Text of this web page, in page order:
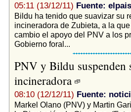
05:11 (13/12/11) Fuente:
Bildu ha tenido que suavizar su
incineradora de Zubieta, a la
cambio el apoyo del PNV a los
Gobierno foral...
PNV y Bildu suspenden
incineradora
08:10 (12/12/11) Fuente:
Markel Olano (PNV) y Martin